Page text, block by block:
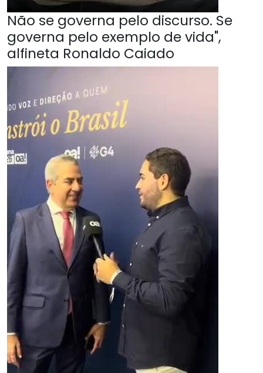
Não se governa pelo discurso. Se
governa pelo exemplo de vida",
alfineta Ronaldo Caiado